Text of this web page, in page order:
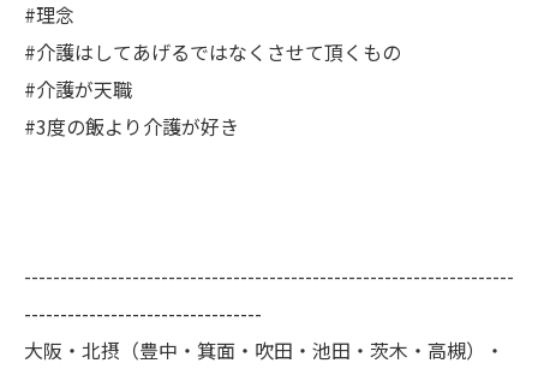
#理念
#介護はしてあげるではなくさせて頂くもの
#介護が天職
#3度の飯より介護が好き
--------------------------------------------------------------------
---------------------------------
大阪・北摂（豊中・箕面・吹田・池田・茨木・高槻）・